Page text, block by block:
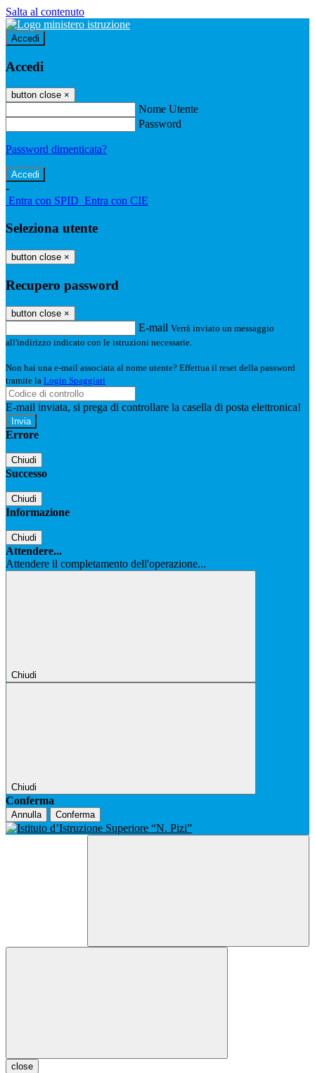
Salta al contenuto
Accedi
Accedi
button close ×
Nome Utente
Password
Password dimenticata?
-
Entra con SPID Entra con CIE
Seleziona utente
button close ×
Recupero password
button close ×
E-mail Verrà inviato un messaggio
all'indirizzo indicato con le istruzioni necessarie.
Non hai una e-mail associata al nome utente? Effettua il reset della password
tramite la Login Spaggiari
E-mail inviata, si prega di controllare la casella di posta elettronica!
Errore
Chiudi
Successo
Chiudi
Informazione
Chiudi
Attendere...
Attendere il completamento dell'operazione...
Chiudi
Chiudi
Conferma
Annulla Conferma
close